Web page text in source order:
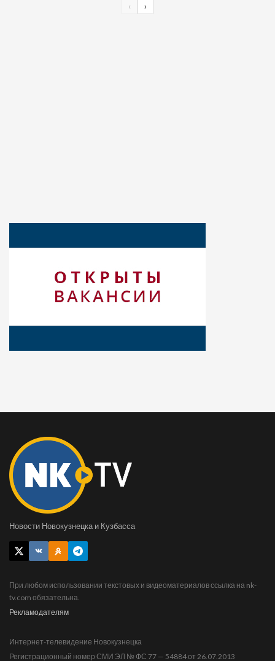
‹ ›
Новости Новокузнецка и Кузбасса
При любом использовании текстовых и видеоматериалов ссылка на nk-
tv.com обязательна.
Рекламодателям
Интернет-телевидение Новокузнецка
Регистрационный номер СМИ ЭЛ № ФС 77 — 54884 от 26.07.2013